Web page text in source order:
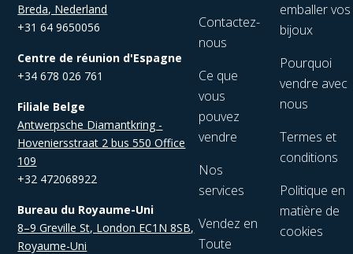
Breda, Nederland
+31 64 9650056
Centre de réunion d'Espagne
+34 678 026 761
Filiale Belge
Antwerpsche Diamantkring -
Hoveniersstraat 2 bus 550 Office
109
+32 472068922
Bureau du Royaume-Uni
8–9 Greville St, London EC1N 8SB,
Royaume-Uni
Contactez-
nous
Ce que
vous
pouvez
vendre
Nos
services
Vendez en
Toute
emballer vos
bijoux
Pourquoi
vendre avec
nous
Termes et
conditions
Politique en
matière de
cookies